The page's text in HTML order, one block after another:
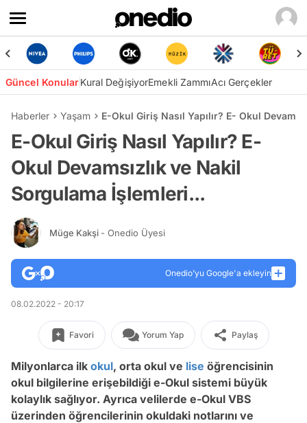
Güncel KonularKural DeğişiyorEmekli ZammıAcı Gerçekler
Haberler Yaşam E-Okul Giriş Nasıl Yapılır? E- Okul
E-Okul Giriş Nasıl Yapılır? E-
Okul Devamsızlık ve Nakil
Sorgulama İşlemleri...
Müge Kakşi - Onedio Üyesi
Onedio’yu Google'a ekleyin
08.02.2022 - 20:17
Favori Yorum Yap Paylaş
Milyonlarca ilk okul, orta okul ve lise öğrencisinin
okul bilgilerine erişebildiği e-Okul sistemi büyük
kolaylık sağlıyor. Ayrıca velilerde e-Okul VBS
üzerinden öğrencilerinin okuldaki notlarını ve